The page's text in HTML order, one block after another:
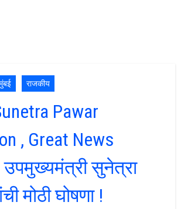
राजकीय
Pawar
, Great News
सुनेत्रा
मोठी घोषणा !